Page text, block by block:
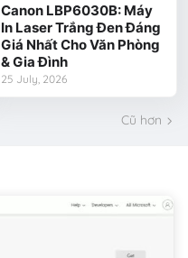
Canon LBP6030B: Máy
In Laser Trắng Đen Đáng
Giá Nhất Cho Văn Phòng
& Gia Đình
25 July, 2026
Cũ hơn